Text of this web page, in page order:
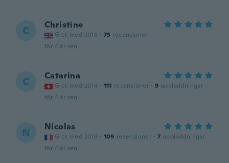
C Christine
Gick med 2016 · 73 recensioner
för 4 år sen
C Catarina
Gick med 2014 · 111 recensioner · 9 uppladdningar
för 4 år sen
N Nicolas
Gick med 2019 · 109 recensioner · 7 uppladdningar
för 4 år sen